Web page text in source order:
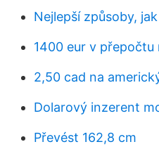
Nejlepší způsoby,
1400 eur v přepočtu
2,50 cad na
Dolarový inzerent
Převést 162,8 cm